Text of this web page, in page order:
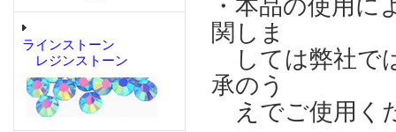
ラインストーン
レジンストーン
・本品の使用
関しま
しては弊社で
承のう
えでご使用く